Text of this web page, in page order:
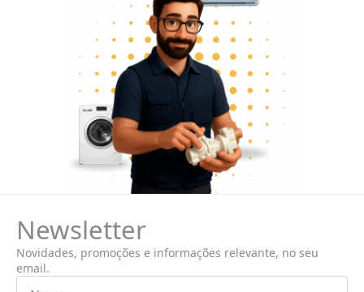
Newsletter
Novidades, promoções e informações relevante, no seu
email.
Nome